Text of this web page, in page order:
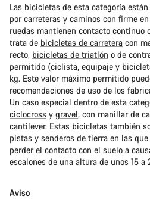
Las bicicletas de esta categoría
por carreteras y caminos con firme
ruedas mantienen contacto continuo
trata de bicicletas de carretera con
recto, bicicletas de triatlón o de
permitido (ciclista, equipaje y
kg. Este valor máximo permitido
recomendaciones de uso de los
Un caso especial dentro de esta
ciclocross y gravel, con manillar de
cantilever. Estas bicicletas también
pistas y senderos de tierra en las
perder el contacto con el suelo a
escalones de una altura de unos 15 a
Aviso